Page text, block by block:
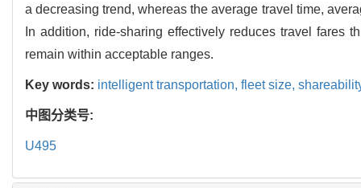
a decreasing trend, whereas the average travel time,
In addition, ride-sharing effectively reduces travel fares
remain within acceptable ranges.
Key words: intelligent transportation, fleet size,
中图分类号:
U495